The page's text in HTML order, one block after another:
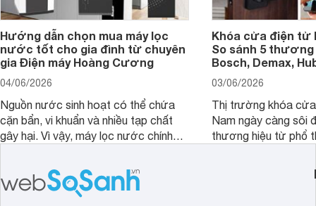
Hướng dẫn chọn mua máy lọc
nước tốt cho gia đình từ chuyên
gia Điện máy Hoàng Cương
04/06/2026
Nguồn nước sinh hoạt có thể chứa
cặn bẩn, vi khuẩn và nhiều tạp chất
gây hại. Vì vậy, máy lọc nước chính
sức khỏe và đảm bảo nguồn nước
sạch cho cả gia đình.
Khóa cửa điện tử
So sánh 5 thương
Bosch, Demax,
03/06/2026
Thị trường khóa
Nam ngày càng sôi
thương hiệu từ phổ
cửa điện tử hãng
sẽ so sánh 5